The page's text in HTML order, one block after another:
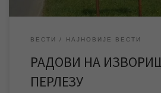
ВЕСТИ НАЈНОВИЈЕ ВЕСТИ
РАДОВИ НА
ПЕРЛЕЗУ